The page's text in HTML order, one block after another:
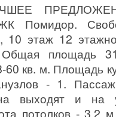
10 этаж 12
площадь
60 кв. м. Площадь
- 1.
выходят и на
потолков - 3,2